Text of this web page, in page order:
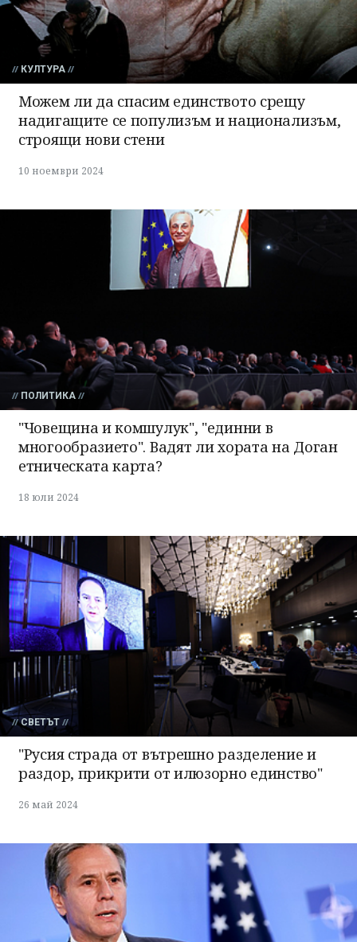
КУЛТУРА
Можем ли да спасим единството срещу
надигащите се популизъм и национализъм,
строящи нови стени
10 ноември 2024
ПОЛИТИКА
"Човещина и комшулук", "единни в
многообразието". Вадят ли хората на Доган
етническата карта?
18 юли 2024
СВЕТЪТ
"Русия страда от вътрешно разделение и
раздор, прикрити от илюзорно единство"
26 май 2024